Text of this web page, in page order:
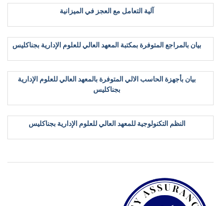
آلية التعامل مع العجز في الميزانية
بيان بالمراجع المتوفرة بمكتبة المعهد العالي للعلوم الإدارية بجناكليس
بيان بأجهزة الحاسب الالي المتوفرة بالمعهد العالي للعلوم الإدارية
بجناكليس
النظم التكنولوجية للمعهد العالي للعلوم الإدارية بجناكليس